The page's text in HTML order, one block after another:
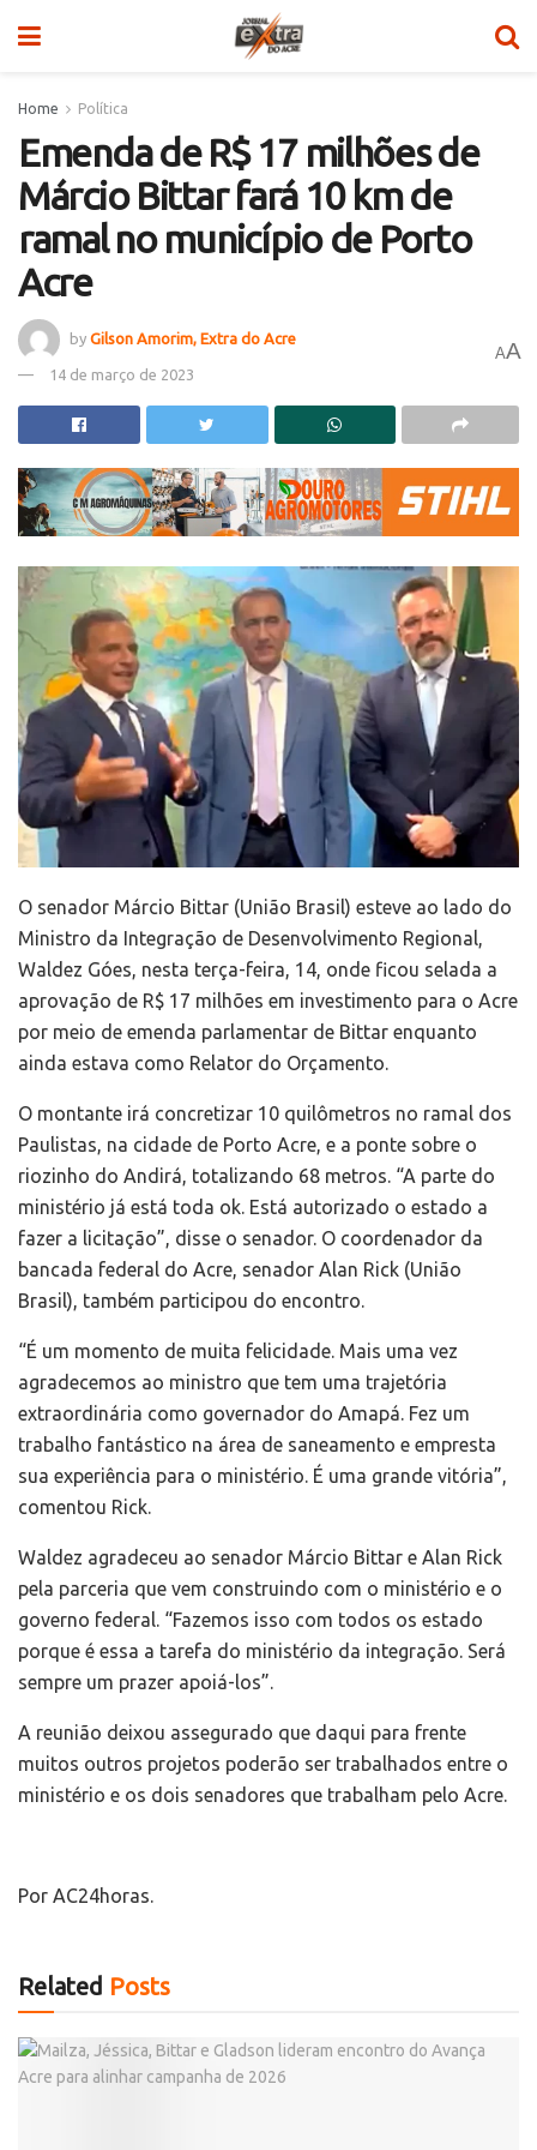
Home Política
Emenda de R$ 17 milhões de
Márcio Bittar fará 10 km de
ramal no município de Porto
Acre
by Gilson Amorim, Extra do Acre
14 de março de 2023
AA
O senador Márcio Bittar (União Brasil) esteve ao lado do
Ministro da Integração de Desenvolvimento Regional,
Waldez Góes, nesta terça-feira, 14, onde ficou selada a
aprovação de R$ 17 milhões em investimento para o Acre
por meio de emenda parlamentar de Bittar enquanto
ainda estava como Relator do Orçamento.
O montante irá concretizar 10 quilômetros no ramal dos
Paulistas, na cidade de Porto Acre, e a ponte sobre o
riozinho do Andirá, totalizando 68 metros. “A parte do
ministério já está toda ok. Está autorizado o estado a
fazer a licitação”, disse o senador. O coordenador da
bancada federal do Acre, senador Alan Rick (União
Brasil), também participou do encontro.
“É um momento de muita felicidade. Mais uma vez
agradecemos ao ministro que tem uma trajetória
extraordinária como governador do Amapá. Fez um
trabalho fantástico na área de saneamento e empresta
sua experiência para o ministério. É uma grande vitória”,
comentou Rick.
Waldez agradeceu ao senador Márcio Bittar e Alan Rick
pela parceria que vem construindo com o ministério e o
governo federal. “Fazemos isso com todos os estado
porque é essa a tarefa do ministério da integração. Será
sempre um prazer apoiá-los”.
A reunião deixou assegurado que daqui para frente
muitos outros projetos poderão ser trabalhados entre o
ministério e os dois senadores que trabalham pelo Acre.
Por AC24horas.
Related Posts